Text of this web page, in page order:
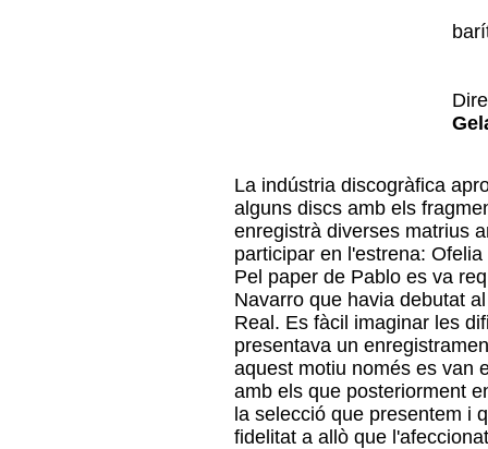
La indústria discogràfica
alguns discs amb els
enregistrà diverses matrius
participar en l'estrena:
Pel paper de Pablo es va
Navarro que havia debutat
Real. Es fàcil imaginar les
presentava un
aquest motiu només es van
amb els que posteriorment
la selecció que presentem i
fidelitat a allò que